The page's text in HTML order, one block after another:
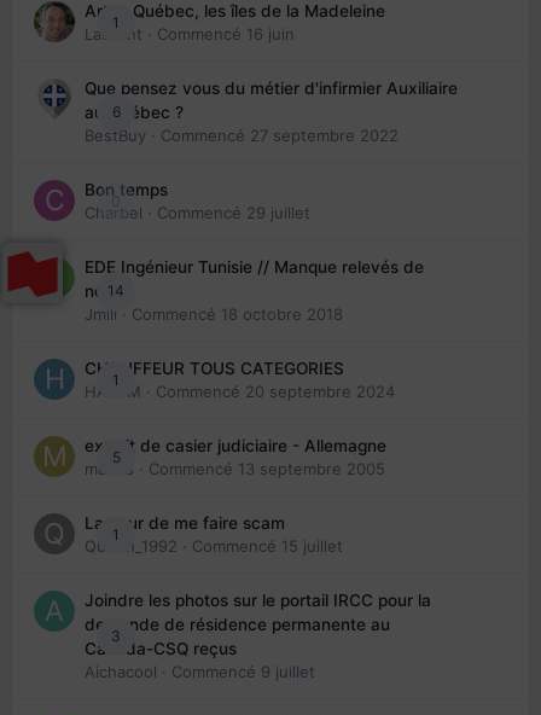
1
Arte : Québec, les îles de la Madeleine
Laurent · Commencé 16 juin
6
Que pensez vous du métier d'infirmier Auxiliaire
au Québec ?
BestBuy · Commencé 27 septembre 2022
0
Bon temps
Charbel · Commencé 29 juillet
14
EDE Ingénieur Tunisie // Manque relevés de
note
Jmili · Commencé 18 octobre 2018
1
CHAUFFEUR TOUS CATEGORIES
HAZEM · Commencé 20 septembre 2024
5
extrait de casier judiciaire - Allemagne
maries · Commencé 13 septembre 2005
1
La peur de me faire scam
Queen_1992 · Commencé 15 juillet
3
Joindre les photos sur le portail IRCC pour la
demande de résidence permanente au
Canada-CSQ reçus
Aichacool · Commencé 9 juillet